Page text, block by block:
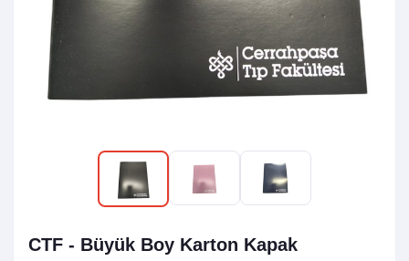
CTF - Büyük Boy Karton Kapak